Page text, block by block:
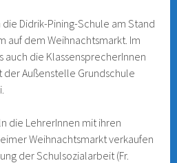
Didrik-Pining-Schule am Stand
auf dem Weihnachtsmarkt. Im
auch die KlassensprecherInnen
Außenstelle Grundschule
die LehrerInnen mit ihren
Weihnachtsmarkt verkaufen
der Schulsozialarbeit (Fr.